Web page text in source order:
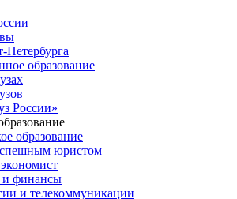
образование
России»
образование
юристом
и финансы
и телекоммуникации